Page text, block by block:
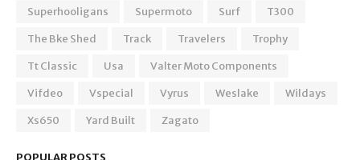
Superhooligans
Supermoto Surf
T300
The Bke Shed
Track Travelers
Trophy
Tt Classic
Usa
Valter Moto Components
Vifdeo
Vspecial Vyrus Weslake
Wildays
Xs650
Yard Built Zagato
POPULAR POSTS